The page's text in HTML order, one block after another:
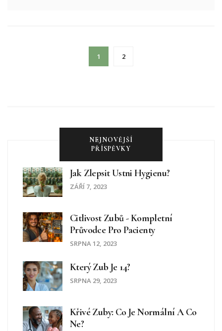
1 2
NEJNOVĚJŠÍ
PŘÍSPĚVKY
Jak Zlepsit Ustni Hygienu?
ZÁŘÍ 7, 2023
Citlivost Zubů - Kompletní
Průvodce Pro Pacienty
SRPNA 12, 2023
Který Zub Je 14?
SRPNA 29, 2023
Křivé Zuby: Co Je Normální A Co
Ne?